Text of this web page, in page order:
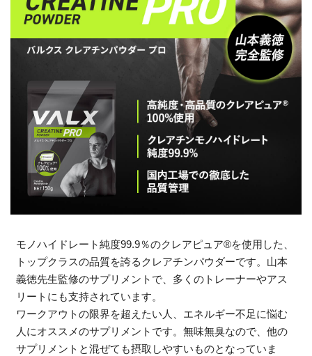
モノハイドレート純度99.9％のクレアピュア®を使用した、
トップクラスの品質を誇るクレアチンパウダーです。山本
義徳先生監修のサプリメントで、多くのトレーナーやアス
リートにも支持されています。
ワークアウトの限界を超えたい人、エネルギー不足に悩む
人にオススメのサプリメントです。無味無臭なので、他の
サプリメントと混ぜても摂取しやすいものとなっていま